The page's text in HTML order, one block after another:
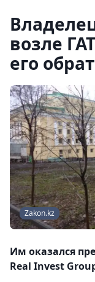
возле
его
Zakon.kz
Им оказался
Real Invest